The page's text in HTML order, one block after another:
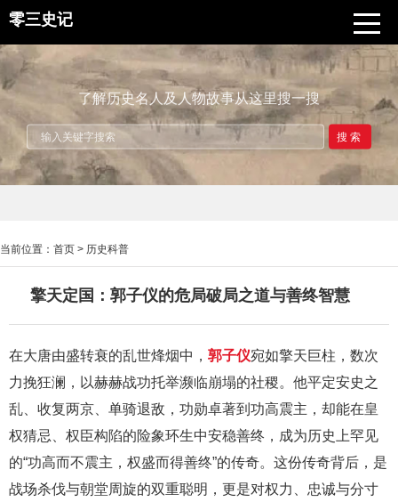
零三史记
了解历史名人及人物故事从这里搜一搜
搜索
当前位置： 首页 > 历史科普
擎天定国：郭子仪的危局破局之道与善终智慧
在大唐由盛转衰的乱世烽烟中， 郭子仪宛如擎天巨柱，数次
力挽狂澜，以赫赫战功托举濒临崩塌的社稷。他平定安史之
乱、收复两京、单骑退敌，功勋卓著到功高震主，却能在皇
权猜忌、权臣构陷的险象环生中安稳善终，成为历史上罕见
的“功高而不震主，权盛而得善终”的传奇。这份传奇背后，是
战场杀伐与朝堂周旋的双重聪明，更是对权力、忠诚与分寸